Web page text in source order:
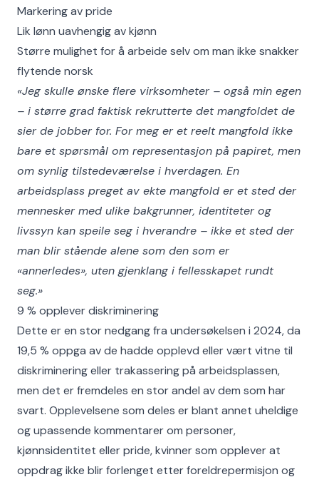
Markering av pride
Lik lønn uavhengig av kjønn
Større mulighet for å arbeide selv om man ikke snakker
flytende norsk
«Jeg skulle ønske flere virksomheter – også min egen
– i større grad faktisk rekrutterte det mangfoldet de
sier de jobber for. For meg er et reelt mangfold ikke
bare et spørsmål om representasjon på papiret, men
om synlig tilstedeværelse i hverdagen. En
arbeidsplass preget av ekte mangfold er et sted der
mennesker med ulike bakgrunner, identiteter og
livssyn kan speile seg i hverandre – ikke et sted der
man blir stående alene som den som er
«annerledes», uten gjenklang i fellesskapet rundt
seg.»
9 % opplever diskriminering
Dette er en stor nedgang fra undersøkelsen i 2024, da
19,5 % oppga av de hadde opplevd eller vært vitne til
diskriminering eller trakassering på arbeidsplassen,
men det er fremdeles en stor andel av dem som har
svart. Opplevelsene som deles er blant annet uheldige
og upassende kommentarer om personer,
kjønnsidentitet eller pride, kvinner som opplever at
oppdrag ikke blir forlenget etter foreldrepermisjon og